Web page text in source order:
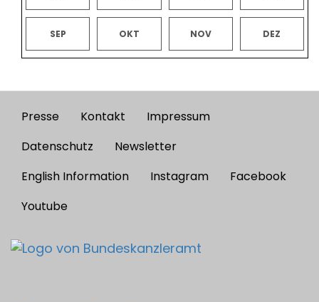
SEP OKT NOV DEZ
Footer
menu
Presse Kontakt
Impressum
Datenschutz
Newsletter
English Information
Instagram
Facebook
Youtube